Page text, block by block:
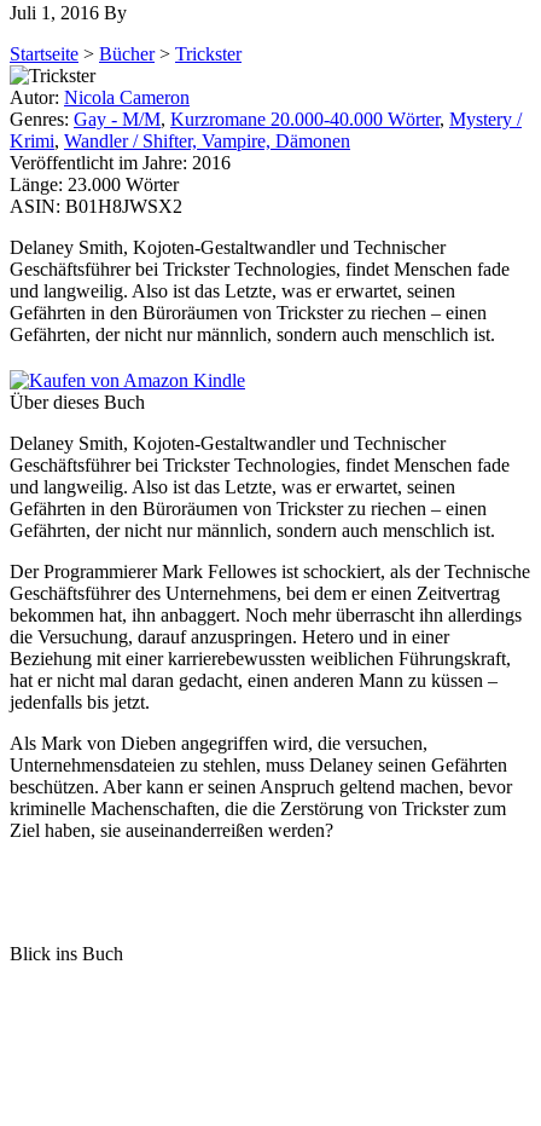
Juli 1, 2016 By
Startseite > Bücher> Trickster
Autor: Nicola Cameron
Genres: Gay - M/M, Kurzromane 20.000-40.000 Wörter, Mystery /
Krimi, Wandler / Shifter, Vampire, Dämonen
Veröffentlicht im Jahre: 2016
Länge: 23.000 Wörter
ASIN: B01H8JWSX2
Delaney Smith, Kojoten-Gestaltwandler und Technischer
Geschäftsführer bei Trickster Technologies, findet Menschen fade
und langweilig. Also ist das Letzte, was er erwartet, seinen
Gefährten in den Büroräumen von Trickster zu riechen – einen
Gefährten, der nicht nur männlich, sondern auch menschlich ist.
Über dieses Buch
Delaney Smith, Kojoten-Gestaltwandler und Technischer
Geschäftsführer bei Trickster Technologies, findet Menschen fade
und langweilig. Also ist das Letzte, was er erwartet, seinen
Gefährten in den Büroräumen von Trickster zu riechen – einen
Gefährten, der nicht nur männlich, sondern auch menschlich ist.
Der Programmierer Mark Fellowes ist schockiert, als der Technische
Geschäftsführer des Unternehmens, bei dem er einen Zeitvertrag
bekommen hat, ihn anbaggert. Noch mehr überrascht ihn allerdings
die Versuchung, darauf anzuspringen. Hetero und in einer
Beziehung mit einer karrierebewussten weiblichen Führungskraft,
hat er nicht mal daran gedacht, einen anderen Mann zu küssen –
jedenfalls bis jetzt.
Als Mark von Dieben angegriffen wird, die versuchen,
Unternehmensdateien zu stehlen, muss Delaney seinen Gefährten
beschützen. Aber kann er seinen Anspruch geltend machen, bevor
kriminelle Machenschaften, die die Zerstörung von Trickster zum
Ziel haben, sie auseinanderreißen werden?
Blick ins Buch